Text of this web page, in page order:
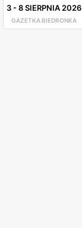
3-8 SIERPNIA 2026
GAZETKA BIEDRONKA